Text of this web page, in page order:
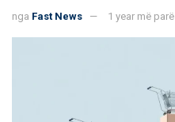
nga Fast News 1 year më parë